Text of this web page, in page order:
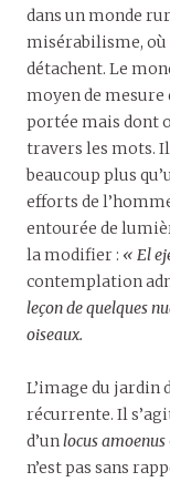
dans un monde
misérabilisme, où
détachent. Le
moyen de mesure
portée mais dont
travers les mots.
beaucoup plus
efforts de
entourée de
la modifier : « El
contemplation
leçon de quelques
oiseaux.
L’image du jardin
récurrente. Il
d’unlocus amoenus
n’est pas sans